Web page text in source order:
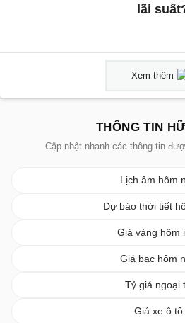
lãi
Xem thêm
THÔNG TIN
Cập nhật nhanh các thông tin
Lịch âm hôm
Dự báo thời tiết
Giá vàng hôm
Giá bạc hôm
Tỷ giá ngoại
Giá xe ô tô